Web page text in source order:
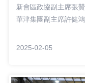
新會區政協副主席張
華津集團副主席許健
2025-02-05